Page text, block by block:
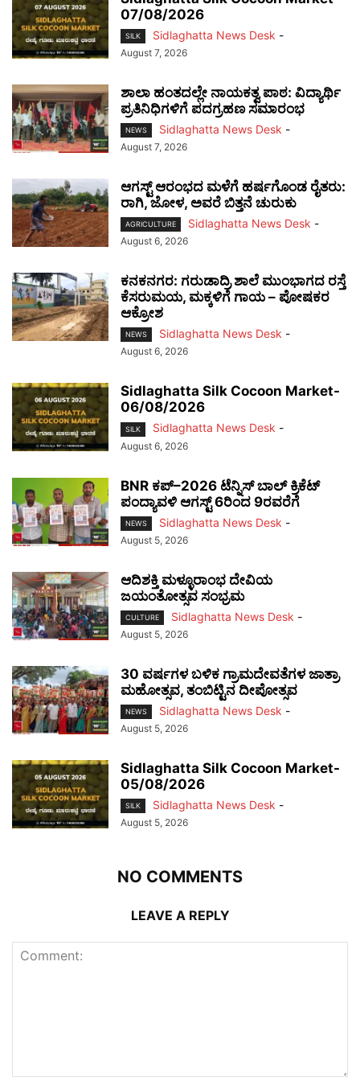
07/08/2026
SILK Sidlaghatta News Desk -
August 7, 2026
ಶಾಲಾ ಹಂತದಲ್ಲೇ ನಾಯಕತ್ವ ಪಾಠ: ವಿದ್ಯಾರ್ಥಿ
ಪ್ರತಿನಿಧಿಗಳಿಗೆ ಪದಗ್ರಹಣ ಸಮಾರಂಭ
NEWS Sidlaghatta News Desk -
August 7, 2026
ಆಗಸ್ಟ್ ಆರಂಭದ ಮಳೆಗೆ ಹರ್ಷಗೊಂಡ ರೈತರು:
ರಾಗಿ, ಜೋಳ, ಅವರೆ ಬಿತ್ತನೆ ಚುರುಕು
AGRICULTURE Sidlaghatta News Desk -
August 6, 2026
ಕನಕನಗರ: ಗರುಡಾದ್ರಿ ಶಾಲೆ ಮುಂಭಾಗದ ರಸ್ತೆ
ಕೆಸರುಮಯ, ಮಕ್ಕಳಿಗೆ ಗಾಯ – ಪೋಷಕರ
ಆಕ್ರೋಶ
NEWS Sidlaghatta News Desk -
August 6, 2026
Sidlaghatta Silk Cocoon Market-
06/08/2026
SILK Sidlaghatta News Desk -
August 6, 2026
BNR ಕಪ್–2026 ಟೆನ್ನಿಸ್ ಬಾಲ್ ಕ್ರಿಕೆಟ್
ಪಂದ್ಯಾವಳಿ ಆಗಸ್ಟ್ 6ರಿಂದ 9ರವರೆಗೆ
NEWS Sidlaghatta News Desk -
August 5, 2026
ಆದಿಶಕ್ತಿ ಮಳ್ಳೂರಾಂಭ ದೇವಿಯ
ಜಯಂತೋತ್ಸವ ಸಂಭ್ರಮ
CULTURE Sidlaghatta News Desk -
August 5, 2026
30 ವರ್ಷಗಳ ಬಳಿಕ ಗ್ರಾಮದೇವತೆಗಳ ಜಾತ್ರಾ
ಮಹೋತ್ಸವ, ತಂಬಿಟ್ಟಿನ ದೀಪೋತ್ಸವ
NEWS Sidlaghatta News Desk -
August 5, 2026
Sidlaghatta Silk Cocoon Market-
05/08/2026
SILK Sidlaghatta News Desk -
August 5, 2026
NO COMMENTS
LEAVE A REPLY